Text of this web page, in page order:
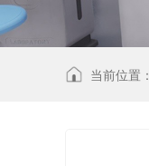
当前位置：